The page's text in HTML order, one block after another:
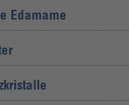
Edamame